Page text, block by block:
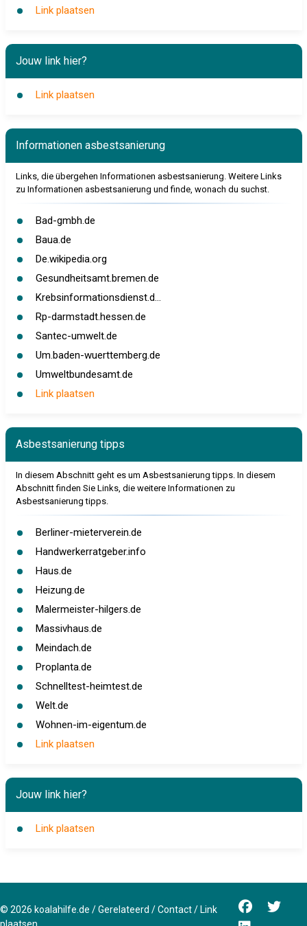
Link plaatsen
Jouw link hier?
Link plaatsen
Informationen asbestsanierung
Links, die übergehen Informationen asbestsanierung. Weitere Links
zu Informationen asbestsanierung und finde, wonach du suchst.
Bad-gmbh.de
Baua.de
De.wikipedia.org
Gesundheitsamt.bremen.de
Krebsinformationsdienst.d...
Rp-darmstadt.hessen.de
Santec-umwelt.de
Um.baden-wuerttemberg.de
Umweltbundesamt.de
Link plaatsen
Asbestsanierung tipps
In diesem Abschnitt geht es um Asbestsanierung tipps. In diesem
Abschnitt finden Sie Links, die weitere Informationen zu
Asbestsanierung tipps.
Berliner-mieterverein.de
Handwerkerratgeber.info
Haus.de
Heizung.de
Malermeister-hilgers.de
Massivhaus.de
Meindach.de
Proplanta.de
Schnelltest-heimtest.de
Welt.de
Wohnen-im-eigentum.de
Link plaatsen
Jouw link hier?
Link plaatsen
© 2026 koalahilfe.de /Gerelateerd /Contact/ Link